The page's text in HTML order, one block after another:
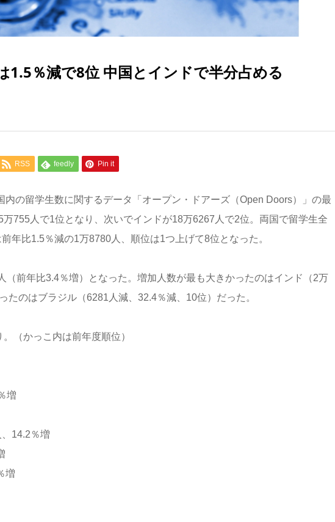
1.5％減で8位 中国とインドで半分占める
RSS feedly Pin it
の留学生数に関するデータ「オープン・ドアーズ（Open Doors）」の最
755人で1位となり、次いでインドが18万6267人で2位。両国で留学生全
年比1.5％減の1万8780人、順位は1つ上げて8位となった。
（前年比3.4％増）となった。増加人数が最も大きかったのはインド（2万
たのはブラジル（6281人減、32.4％減、10位）だった。
（かっこ内は前年度順位）
増
14.2％増
増